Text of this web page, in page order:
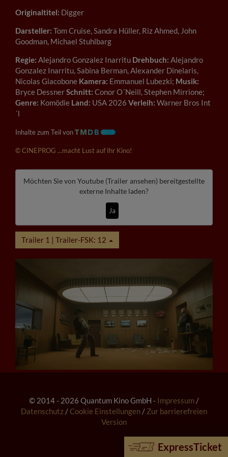
ExpressTicket
Originaltitel: Digger
Darsteller: Tom Cruise, Sandra Hüller, Riz Ahmed, John
Goodman, Michael Stuhlbarg
Regie: Alejandro Gonzalez Inarritu Drehbuch: Alejandro
Gonzalez Inarritu, Sabina Berman, Alexander Dinelaris,
Nicolas Giacobone Kamera: Emmanuel Lubezki; Musik:
Bryce DessnerSchnitt: Conor O´Neill, Stephen Mirrione;
Genre: Komödie Land: USA 2026 Verleih: Warner Bros Int
´l
Inhalte zum Teil von
© CINEPROG ...macht Lust auf Ihr Kino!
Möchten Sie von Youtube (Trailer ansehen) bereitgestellte
externe Inhalte laden?
Ja
Trailer 1 | Trailer-FSK: 12
© 2014 - 2026 Quantum Kino GmbH - Impressum /
Datenschutz / Cookie Einstellungen / Zur barrierefreien
Version